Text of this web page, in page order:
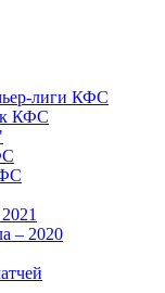
лиги КФС
КФС
– 2020